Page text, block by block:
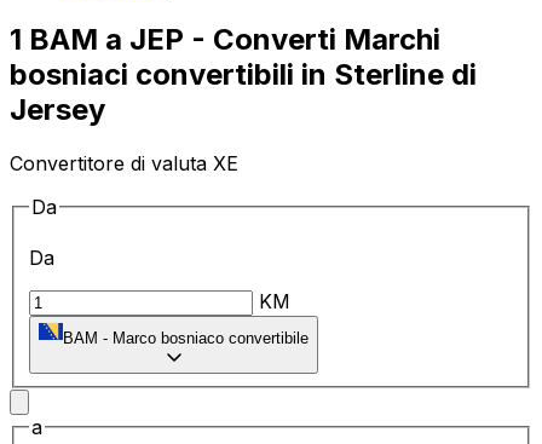
1 BAM a JEP - Converti Marchi
bosniaci convertibili in Sterline di
Jersey
Convertitore di valuta XE
Da
Da
KM
BAM - Marco bosniaco convertibile
a